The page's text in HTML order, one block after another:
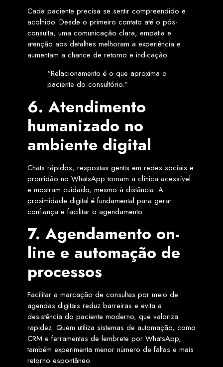
Cada paciente precisa se sentir compreendido e
acolhido. Desde o primeiro contato até o pós-
consulta, uma comunicação clara, empatia e
atenção aos detalhes melhoram a experiência e
aumentam a chance de retorno e indicação.
“Relacionamento é o que aproxima o
paciente do consultório.”
6. Atendimento
humanizado no
ambiente digital
Chats rápidos, respostas gentis em redes sociais e
prontidão no WhatsApp tornam a clínica acessível
e mostram cuidado, mesmo à distância. A
proximidade digital é fundamental para gerar
confiança e facilitar o agendamento.
7. Agendamento on-
line e automação de
processos
Facilitar a marcação de consultas por meio de
agendas digitais reduz barreiras e evita a
desistência do paciente moderno, que valoriza
rapidez. Quem utiliza sistemas de automação, como
CRM e ferramentas de lembrete por WhatsApp,
também experimenta menor número de faltas e mais
retorno espontâneo.